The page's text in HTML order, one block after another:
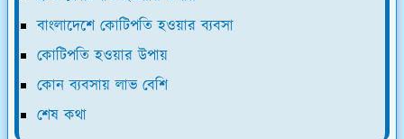
বাংলাদেশে কোটিপতি হওয়ার ব্যবসা
কোটিপতি হওয়ার উপায়
কোন ব্যবসায় লাভ বেশি
শেষ কথা